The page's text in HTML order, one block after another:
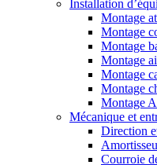
Installation
Montage
Montage
Montage
Montage
Montage
Montage
Montage
Mécanique et
Direction
Courroie